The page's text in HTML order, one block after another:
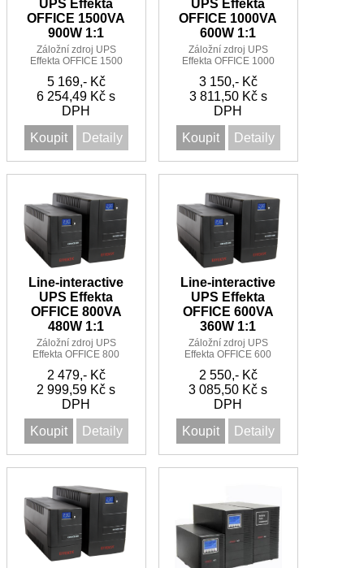
UPS Effekta
OFFICE 1500VA
900W 1:1
Záložní zdroj UPS
Effekta OFFICE 1500
UPS 1500VA/900W 1:1
5 minut
5 169,- Kč
6 254,49 Kč s
DPH
Koupit
Detaily
UPS Effekta
OFFICE 1000VA
600W 1:1
Záložní zdroj UPS
Effekta OFFICE 1000
UPS 1000VA/600W 1:1
5 minut
3 150,- Kč
3 811,50 Kč s
DPH
Koupit
Detaily
Line-interactive
UPS Effekta
OFFICE 800VA
480W 1:1
Záložní zdroj UPS
Effekta OFFICE 800
UPS 800VA/480W 1:1 3
minut
2 479,- Kč
2 999,59 Kč s
DPH
Koupit
Detaily
Line-interactive
UPS Effekta
OFFICE 600VA
360W 1:1
Záložní zdroj UPS
Effekta OFFICE 600
UPS 600VA/360W 1:1 4
minut
2 550,- Kč
3 085,50 Kč s
DPH
Koupit
Detaily